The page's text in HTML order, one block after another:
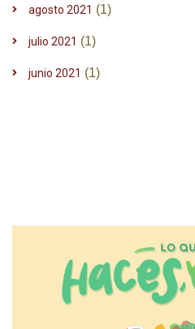
agosto 2021 (1)
julio 2021 (1)
junio 2021 (1)